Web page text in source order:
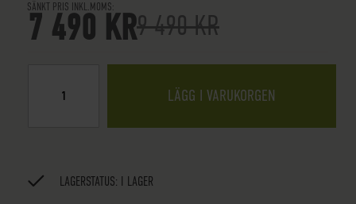
SÄNKT PRIS INKL.MOMS
7 490 KR9 490 KR
LÄGG I VARUKORGEN
LAGERSTATUS: I LAGER